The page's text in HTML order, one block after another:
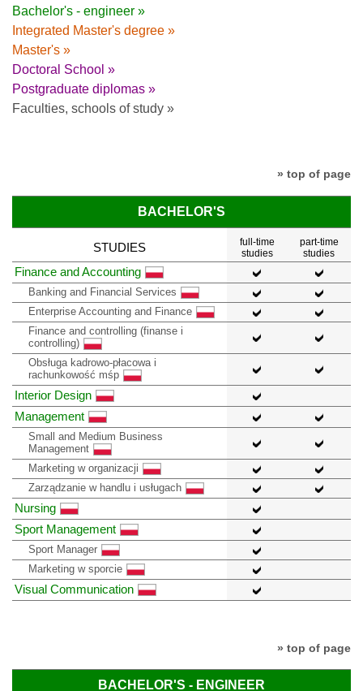
Bachelor's - engineer »
Integrated Master's degree »
Master's »
Doctoral School »
Postgraduate diplomas »
Faculties, schools of study »
» top of page
BACHELOR'S
STUDIES
full-time
studies
part-time
studies
Finance and Accounting
Banking and Financial Services
Enterprise Accounting and Finance
Finance and controlling (finanse i
controlling)
Obsługa kadrowo-płacowa i
rachunkowość mśp
Interior Design
Management
Small and Medium Business
Management
Marketing w organizacji
Zarządzanie w handlu i usługach
Nursing
Sport Management
Sport Manager
Marketing w sporcie
Visual Communication
» top of page
BACHELOR'S - ENGINEER